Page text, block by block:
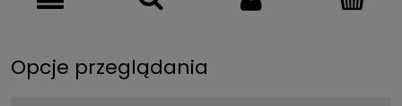
Opcje przeglądania